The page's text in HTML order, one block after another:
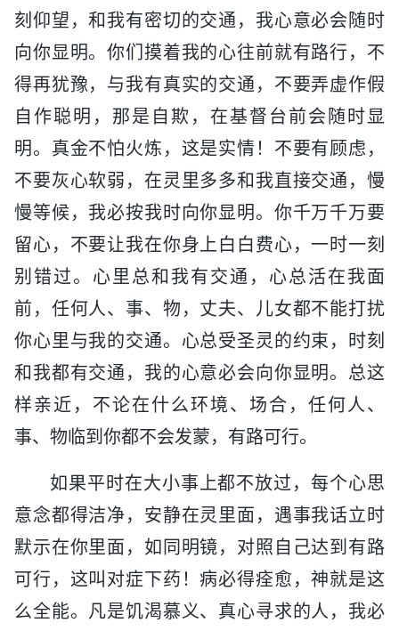
刻仰望，和我有密切的交通，我心意必会随时
向你显明。你们摸着我的心往前就有路行，不
得再犹豫，与我有真实的交通，不要弄虚作假
自作聪明，那是自欺，在基督台前会随时显
明。真金不怕火炼，这是实情！不要有顾虑，
不要灰心软弱，在灵里多多和我直接交通，慢
慢等候，我必按我时向你显明。你千万千万要
留心，不要让我在你身上白白费心，一时一刻
别错过。心里总和我有交通，心总活在我面
前，任何人、事、物，丈夫、儿女都不能打扰
你心里与我的交通。心总受圣灵的约束，时刻
和我都有交通，我的心意必会向你显明。总这
样亲近，不论在什么环境、场合，任何人、
事、物临到你都不会发蒙，有路可行。
如果平时在大小事上都不放过，每个心思
意念都得洁净，安静在灵里面，遇事我话立时
默示在你里面，如同明镜，对照自己达到有路
可行，这叫对症下药！病必得痊愈，神就是这
么全能。凡是饥渴慕义、真心寻求的人，我必